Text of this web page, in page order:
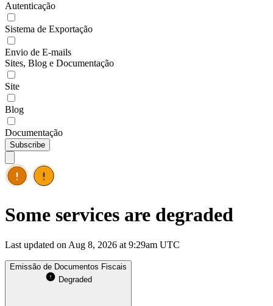
Autenticação
Sistema de Exportação
Envio de E-mails
Sites, Blog e Documentação
Site
Blog
Documentação
Subscribe
Some services are degraded
Last updated on Aug 8, 2026 at 9:29am UTC
Emissão de Documentos Fiscais
Degraded